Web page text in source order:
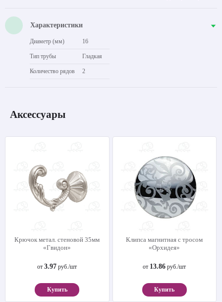
Характеристики
Диаметр (мм) 16
Тип трубы Гладкая
Количество рядов 2
Аксессуары
Крючок метал. стеновой 35мм
«Гвидон»
от3.97 руб./шт
Купить
Клипса магнитная с тросом
«Орхидея»
от 13.86 руб./шт
Купить